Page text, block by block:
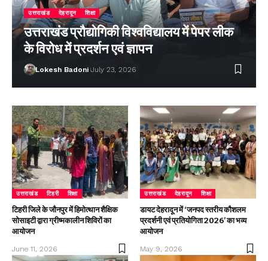
उत्तराखंड देहरादून शिक्षा
उत्तराखंड प्रौद्योगिकी विश्वविद्यालय में पेपर लीक
के विरोध में प्रदर्शन एवं ज्ञापन
Lokesh Badoni July 23, 2026
उत्तराखंड टिहरी शिक्षा
टिहरी जिले के जौनपुर में हिमोत्थान शैक्षिक
सोसाइटी द्वारा ग्रीष्मकालीन शिविरों का
आयोजन
June 11, 2026
उत्तराखंड देहरादून शिक्षा
डायट देहरादून में ‘जनपद स्तरीय कौशलम
प्रदर्शनी एवं प्रतियोगिता 2026’ का भव्य
आयोजन
May 9, 2026